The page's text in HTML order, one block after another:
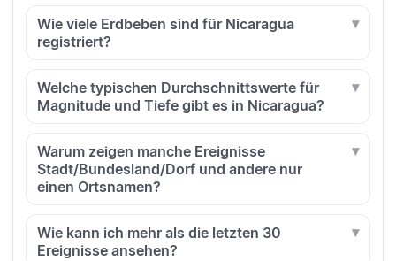
Wie viele Erdbeben sind für Nicaragua
registriert?
Welche typischen Durchschnittswerte für
Magnitude und Tiefe gibt es in Nicaragua?
Warum zeigen manche Ereignisse
Stadt/Bundesland/Dorf und andere nur
einen Ortsnamen?
Wie kann ich mehr als die letzten 30
Ereignisse ansehen?